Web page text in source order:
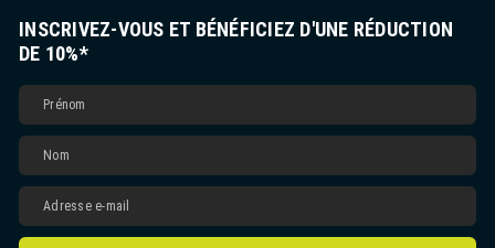
INSCRIVEZ-VOUS ET BÉNÉFICIEZ D'UNE RÉDUCTION
DE 10%*